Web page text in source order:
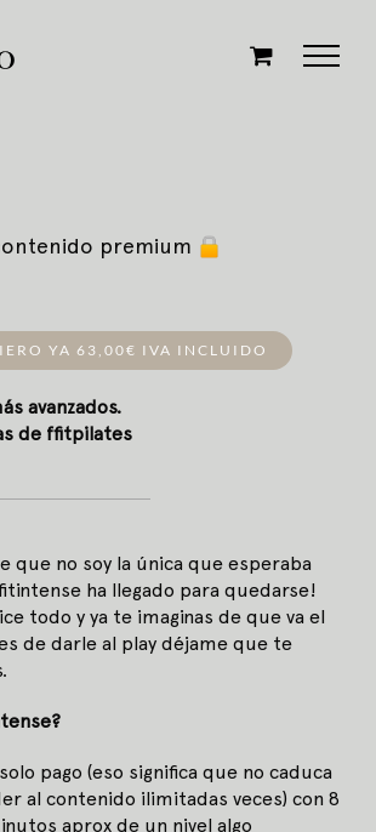
premium
YA 63,00€ IVA INCLUIDO
avanzados.
de ffitpilates
que no soy la única que esperaba
ha llegado para quedarse!
todo y ya te imaginas de que va el
de darle al play déjame que te
pago (eso significa que no caduca
al contenido ilimitadas veces) con 8
aprox de un nivel algo